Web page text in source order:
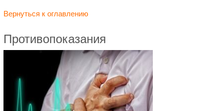
Вернуться к оглавлению
Противопоказания